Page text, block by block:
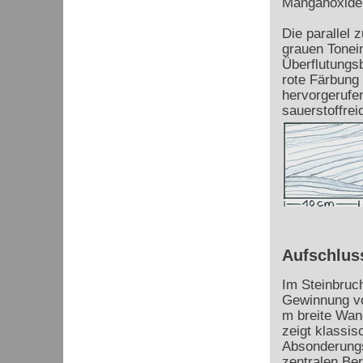
Die parallel
grauen
rote
Im
Gewinnung
m breite
zeigt